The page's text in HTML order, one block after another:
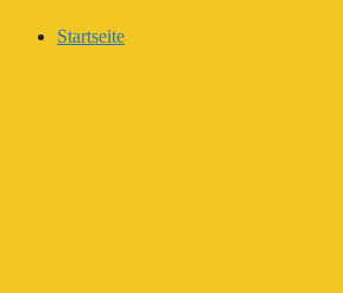
Startseite